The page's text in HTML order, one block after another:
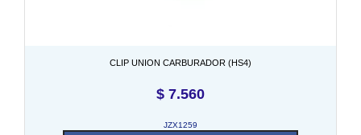
CLIP UNION CARBURADOR (HS4)
$ 7.560
JZX1259